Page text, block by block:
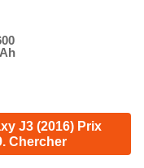
J3 (2016) Prix
Chercher